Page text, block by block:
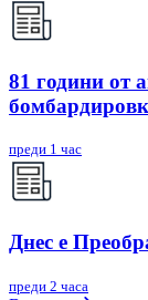
81 години от
преди 1 час
Днес е
преди 2 часа